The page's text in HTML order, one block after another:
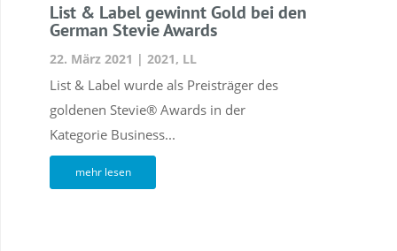
List & Label gewinnt Gold bei den
German Stevie Awards
22. März 2021 | 2021, LL
List & Label wurde als Preisträger des
goldenen Stevie® Awards in der
Kategorie Business...
mehr lesen